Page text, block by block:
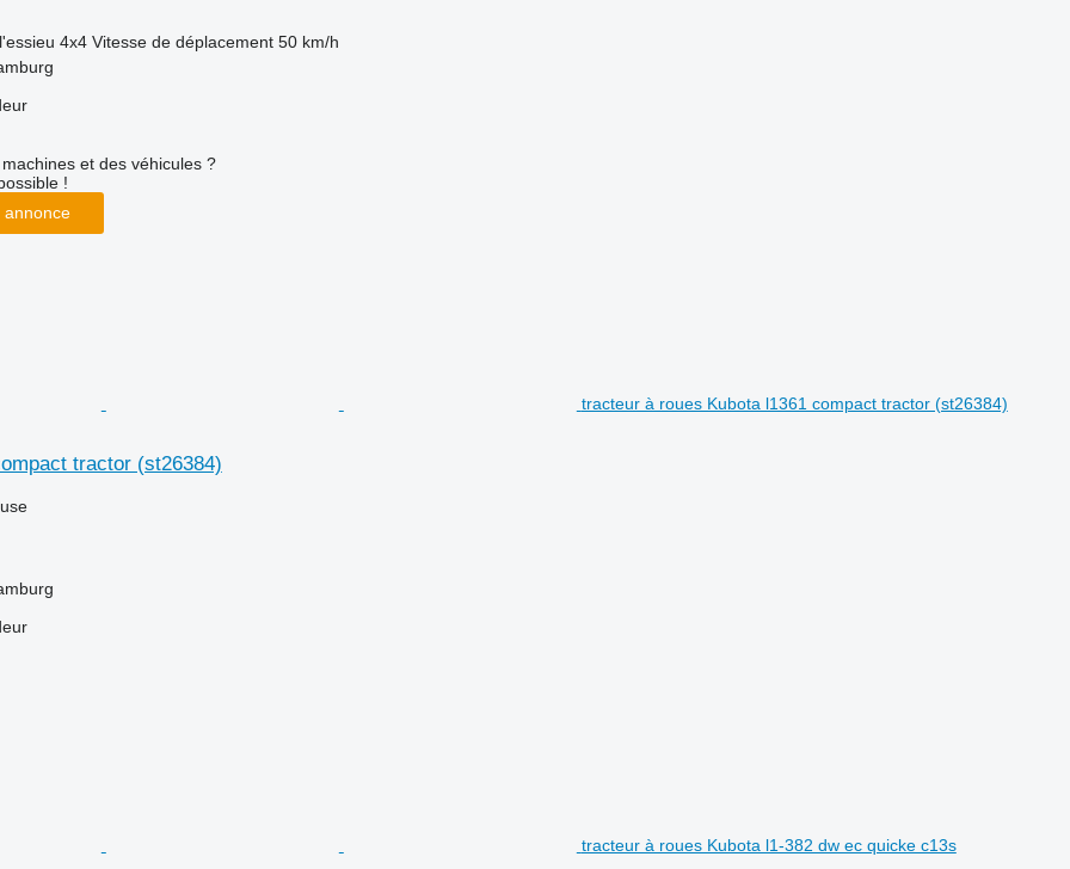
4x4 Vitesse de déplacement 50 km/h
et des véhicules ?
!
annonce
tracteur à roues Kubota l1361 compact tractor (st26384)
tractor (st26384)
tracteur à roues Kubota l1-382 dw ec quicke c13s